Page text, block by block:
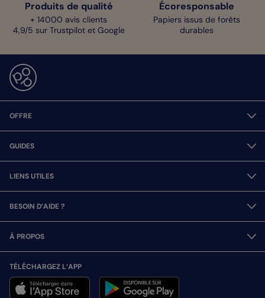
Produits de qualité
+ 14000 avis clients
4,9/5 sur Trustpilot et Google
Écoresponsable
Papiers issus de forêts
durables
OFFRE
GUIDES
LIENS UTILES
BESOIN D’AIDE ?
À PROPOS
TÉLÉCHARGEZ L’APP